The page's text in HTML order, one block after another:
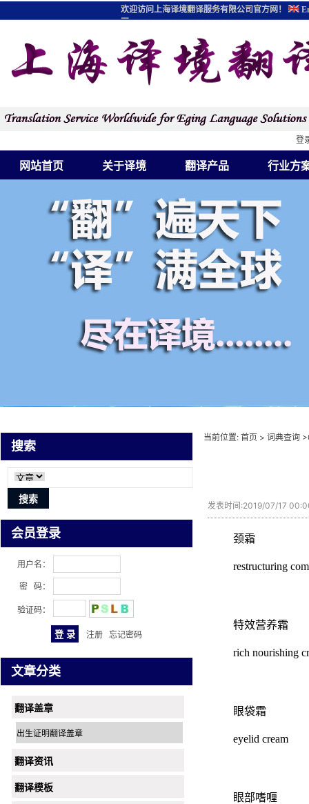
网站首页 关于译境 翻译产品 行业方
登
欢迎访问上海译境翻译服务有限公司官方网！
图
搜索
会员登录
用户名：
密 码：
验证码：
注册 忘记密码
文章分类
翻译盖章
出生证明翻译盖章
翻译资讯
翻译模板
当前位置: 首页 > 词典查询 >
发表时间:2019/07/17
颈霜
restructuring
特效营养霜
rich nourishing
眼袋霜
eyelid cream
眼部嗜喱